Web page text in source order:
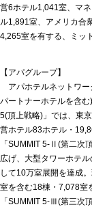
営6ホテル1,041室、マ
ル1,891室、アメリカ合
4,265室を有する、ミッ
【アパグループ】
アパホテルネットワー
パートナーホテルを含
5(頂上戦略)」では、東
営ホテル83ホテル・
「SUMMIT 5-Ⅱ(第二次
広げ、大型タワーホテ
して10万室展開を達成
室を含む18棟・7,078室
「SUMMIT 5-Ⅲ(第三次